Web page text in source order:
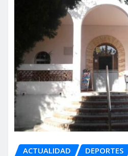
ACTUALIDAD DEPORTES